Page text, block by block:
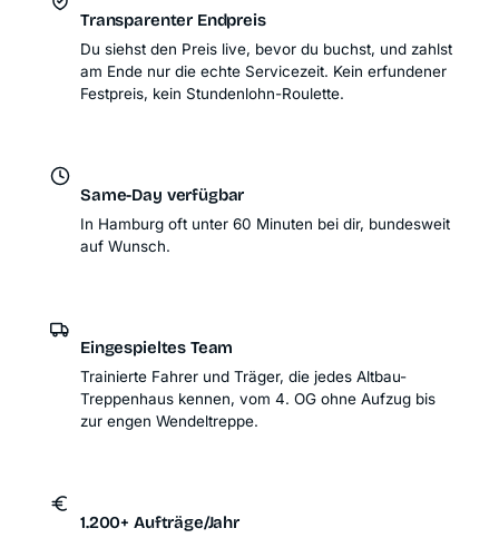
Transparenter Endpreis
Du siehst den Preis live, bevor du buchst, und zahlst
am Ende nur die echte Servicezeit. Kein erfundener
Festpreis, kein Stundenlohn-Roulette.
Same-Day verfügbar
In Hamburg oft unter 60 Minuten bei dir, bundesweit
auf Wunsch.
Eingespieltes Team
Trainierte Fahrer und Träger, die jedes Altbau-
Treppenhaus kennen, vom 4. OG ohne Aufzug bis
zur engen Wendeltreppe.
1.200+ Aufträge/Jahr